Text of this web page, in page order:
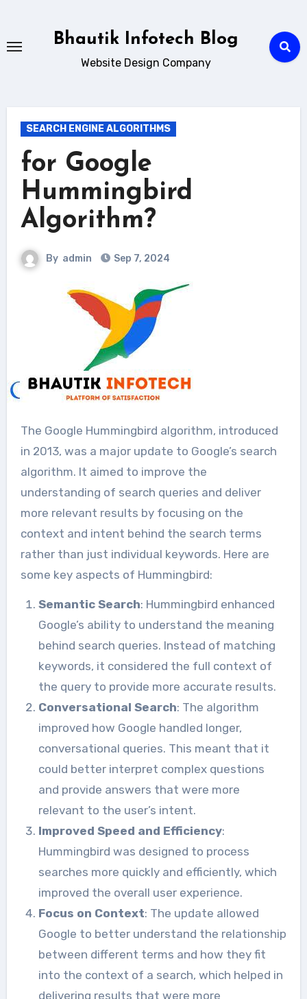
content
Bhautik Infotech Blog
Website Design Company
SEARCH ENGINE ALGORITHMS
for Google
Hummingbird
Algorithm?
By admin Sep 7, 2024
The Google Hummingbird algorithm, introduced
in 2013, was a major update to Google’s search
algorithm. It aimed to improve the
understanding of search queries and deliver
more relevant results by focusing on the
context and intent behind the search terms
rather than just individual keywords. Here are
some key aspects of Hummingbird:
Semantic Search: Hummingbird enhanced
Google’s ability to understand the meaning
behind search queries. Instead of matching
keywords, it considered the full context of
the query to provide more accurate results.
Conversational Search: The algorithm
improved how Google handled longer,
conversational queries. This meant that it
could better interpret complex questions
and provide answers that were more
relevant to the user’s intent.
Improved Speed and Efficiency:
Hummingbird was designed to process
searches more quickly and efficiently, which
improved the overall user experience.
Focus on Context: The update allowed
Google to better understand the relationship
between different terms and how they fit
into the context of a search, which helped in
delivering results that were more